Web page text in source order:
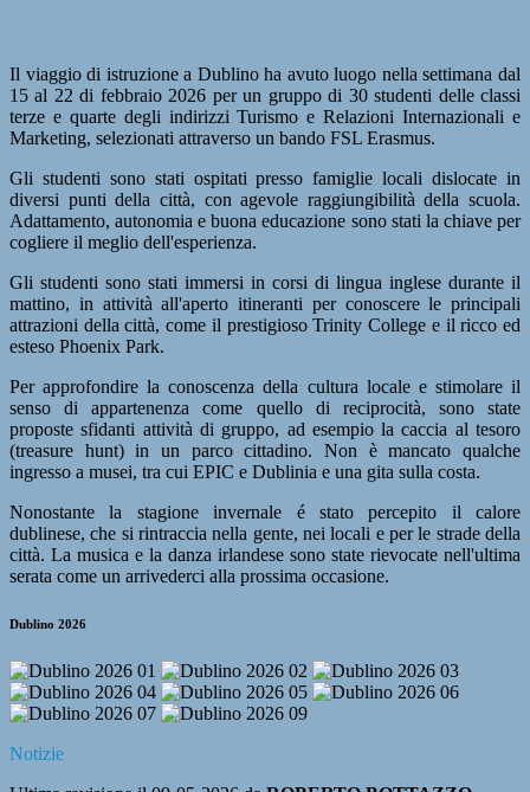
Il viaggio di istruzione a Dublino ha avuto luogo nella settimana dal
15 al 22 di febbraio 2026 per un gruppo di 30 studenti delle classi
terze e quarte degli indirizzi Turismo e Relazioni Internazionali e
Marketing, selezionati attraverso un bando FSL Erasmus.
Gli studenti sono stati ospitati presso famiglie locali dislocate in
diversi punti della città, con agevole raggiungibilità della scuola.
Adattamento, autonomia e buona educazione sono stati la chiave per
cogliere il meglio dell'esperienza.
Gli studenti sono stati immersi in corsi di lingua inglese durante il
mattino, in attività all'aperto itineranti per conoscere le principali
attrazioni della città, come il prestigioso Trinity College e il ricco ed
esteso Phoenix Park.
Per approfondire la conoscenza della cultura locale e stimolare il
senso di appartenenza come quello di reciprocità, sono state
proposte sfidanti attività di gruppo, ad esempio la caccia al tesoro
(treasure hunt) in un parco cittadino. Non è mancato qualche
ingresso a musei, tra cui EPIC e Dublinia e una gita sulla costa.
Nonostante la stagione invernale é stato percepito il calore
dublinese, che si rintraccia nella gente, nei locali e per le strade della
città. La musica e la danza irlandese sono state rievocate nell'ultima
serata come un arrivederci alla prossima occasione.
Dublino 2026
Notizie